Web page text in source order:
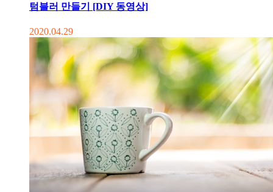
텀블러 만들기 [DIY 동영상]
2020.04.29